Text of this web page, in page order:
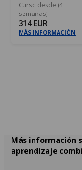
Curso desde (4
semanas)
314 EUR
MÁS INFORMACIÓN
Más información
aprendizaje